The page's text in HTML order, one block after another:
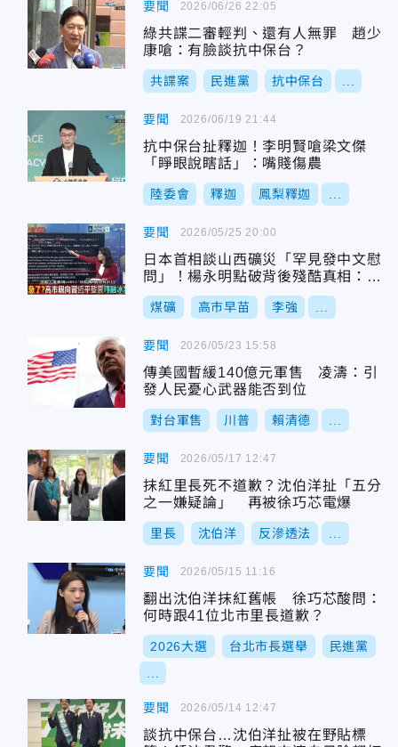
要聞
綠共諜二審輕判、還有人無罪 趙少
康嗆：有臉談抗中保台？
共諜案 民進黨 抗中保台
2026/06/26 22:05
要聞
抗中保台扯釋迦！李明賢嗆梁文傑
「睜眼說瞎話」：嘴賤傷農
陸委會 釋迦 鳳梨釋迦
2026/06/19 21:44
要聞
日本首相談山西礦災「罕見發中文慰
問」！楊永明點破背後殘酷真相：民
調暴跌又被川普拋棄
煤礦 高市早苗 李強
2026/05/25 20:00
要聞
傳美國暫緩140億元軍售 凌濤：引
發人民憂心武器能否到位
對台軍售 川普 賴清德
2026/05/23 15:58
要聞
抹紅里長死不道歉？沈伯洋扯「五分
之一嫌疑論」 再被徐巧芯電爆
里長 沈伯洋 反滲透法
2026/05/17 12:47
要聞
翻出沈伯洋抹紅舊帳 徐巧芯酸問：
何時跟41位北市里長道歉？
2026大選 台北市長選舉 民進黨
2026/05/15 11:16
要聞
談抗中保台…沈伯洋扯被在野貼標
2026/05/14 12:47